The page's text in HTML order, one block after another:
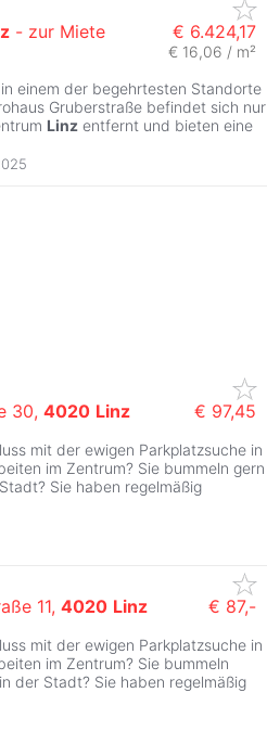
- zur Miete € 6.424,17
€ 16,06 / m²
einem der begehrtesten Standorte
Gruberstraße befindet sich nur
Linz entfernt und bieten eine
30, 4020 Linz € 97,45
mit der ewigen Parkplatzsuche in
im Zentrum? Sie bummeln gern
Sie haben regelmäßig
11, 4020 Linz € 87,-
mit der ewigen Parkplatzsuche in
im Zentrum? Sie bummeln
der Stadt? Sie haben regelmäßig